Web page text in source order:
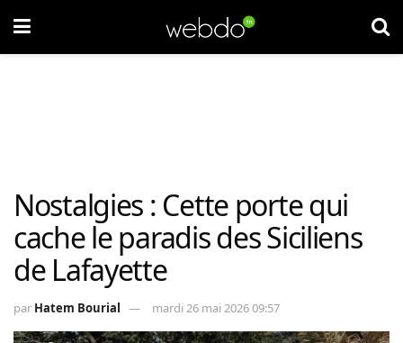
Nostalgies : Cette porte qui
cache le paradis des Siciliens
de Lafayette
par Hatem Bourial mardi 26 mai 2026 09:57